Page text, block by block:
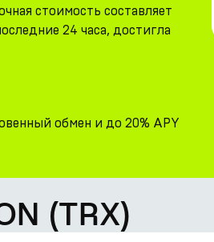
стоимость составляет
24 часа, достигла
обмен и до 20% APY
(TRX)